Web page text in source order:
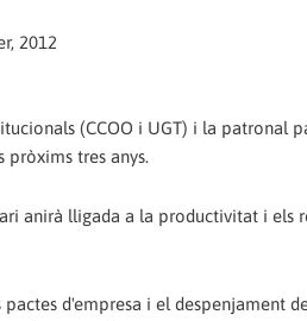
2012
(CCOO i UGT) i la patronal
pròxims tres anys.
anirà lligada a la productivitat i els
pactes d'empresa i el despenjament